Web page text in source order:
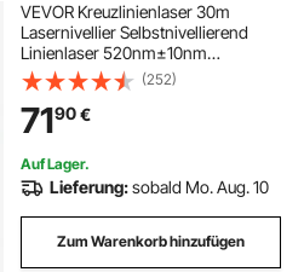
VEVOR Kreuzlinienlaser 30m
Lasernivellier Selbstnivellierend
Linienlaser 520nm±10nm
Laserwellenlänge Baulaser
±0,28cm bei 10m Kreuzlaser ±3°
Staub- & Wasserdicht inkl.
Lithiumbatterie Typ-C-Leitung
(252)
7190€
Auf Lager.
Lieferung:sobald Mo. Aug. 10
Zum Warenkorb hinzufügen